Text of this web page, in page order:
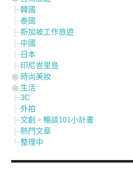
韓國
泰國
新加坡工作旅遊
中國
日本
印尼峇里島
時尚美妝
生活
3C
外拍
文創。暢談101小計畫
熱門文章
整理中